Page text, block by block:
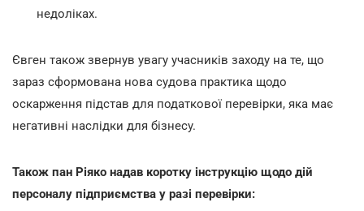
недоліках.
Євген також звернув увагу учасників заходу на те, що
зараз сформована нова судова практика щодо
оскарження підстав для податкової перевірки, яка має
негативні наслідки для бізнесу.
Також пан Ріяко надав коротку інструкцію щодо дій
персоналу підприємства у разі перевірки: